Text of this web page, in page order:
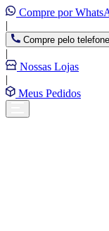
Compre por
|
Compre pelo telefone
|
Nossas Lojas
|
Meus Pedidos